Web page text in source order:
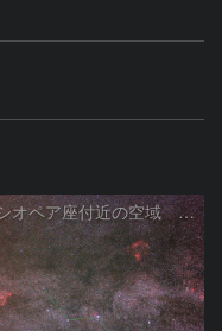
カシオペア座付近の空域 260720